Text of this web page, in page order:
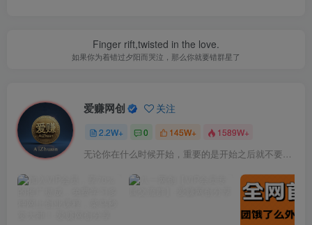
Finger rift,twisted in the love.
如果你为着错过夕阳而哭泣，那么你就要错群星了
爱赚网创 关注
2.2W+ 0 145W+ 1589W+
无论你在什么时候开始，重要的是开始之后就不要停止